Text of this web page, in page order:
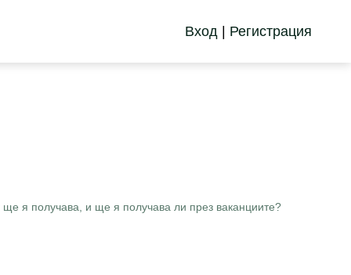
Вход | Регистрация
я получава, и ще я получава ли през ваканциите?